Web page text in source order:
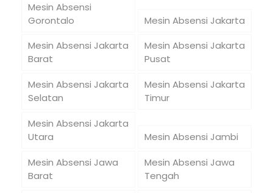
Mesin Absensi
Gorontalo
Mesin Absensi Jakarta
Mesin Absensi Jakarta
Barat
Mesin Absensi Jakarta
Pusat
Mesin Absensi Jakarta
Selatan
Mesin Absensi Jakarta
Timur
Mesin Absensi Jakarta
Utara
Mesin Absensi Jambi
Mesin Absensi Jawa
Barat
Mesin Absensi Jawa
Tengah